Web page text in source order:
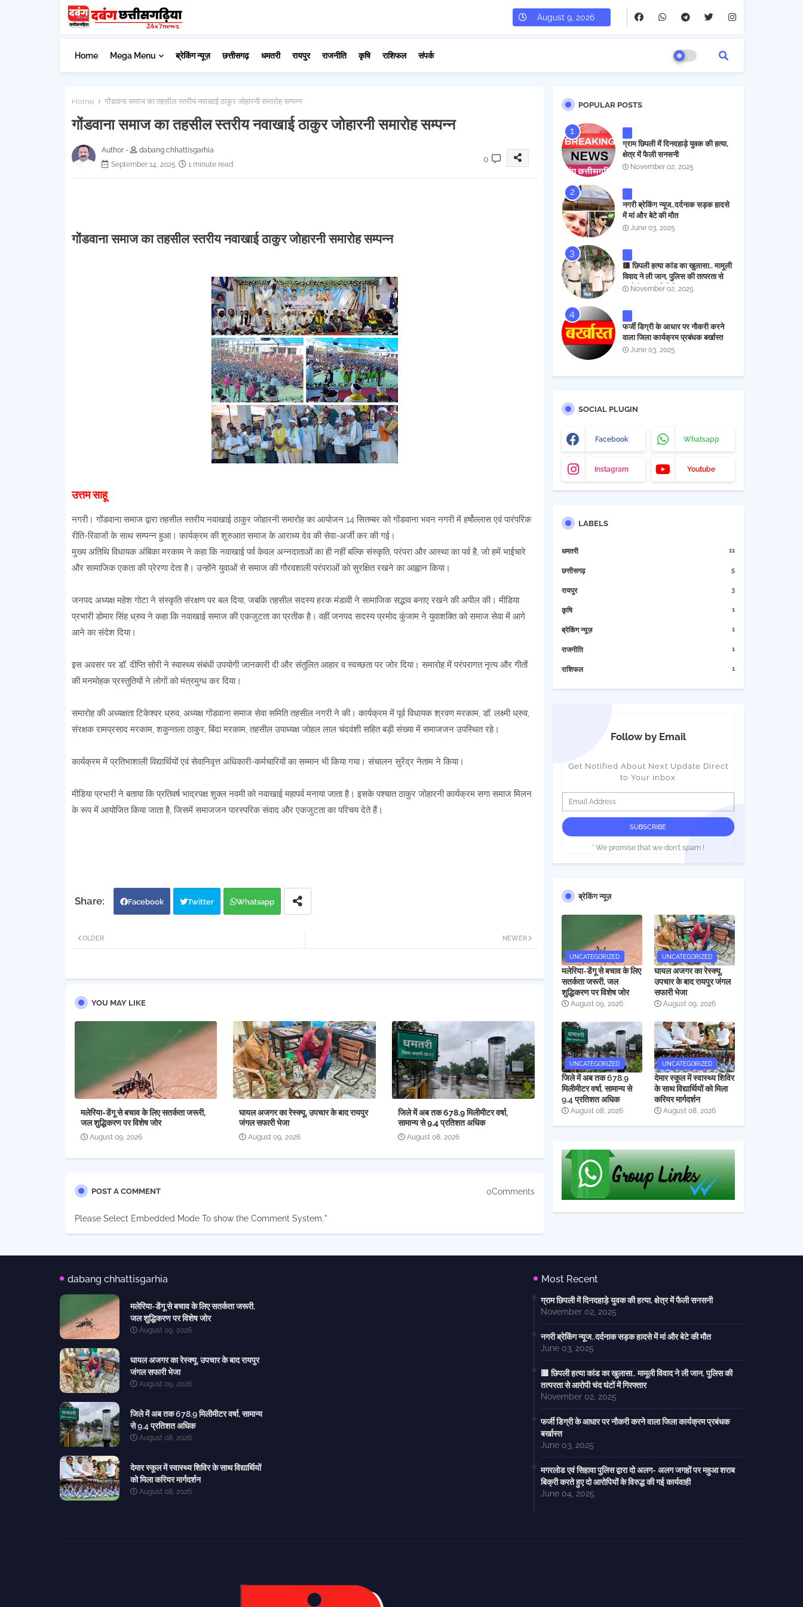
August 9, 2026
Home Mega Menu ब्रेकिंग न्यूज़ छत्तीसगढ़ धमतरी रायपुर राजनीति कृषि राशिफल संपर्क
Home गोंडवाना समाज का तहसील स्तरीय नवाखाई ठाकुर जोहारनी समारोह सम्पन्न
गोंडवाना समाज का तहसील स्तरीय नवाखाई ठाकुर जोहारनी समारोह सम्पन्न
Author -
dabang chhattisgarhia
September 14, 2025
1 minute read
0
गोंडवाना समाज का तहसील स्तरीय नवाखाई ठाकुर जोहारनी समारोह सम्पन्न
उत्तम साहू
नगरी। गोंडवाना समाज द्वारा तहसील स्तरीय नवाखाई ठाकुर जोहारनी समारोह का आयोजन 14 सितम्बर को गोंडवाना भवन नगरी में हर्षोल्लास एवं पारंपरिक
रीति-रिवाजों के साथ सम्पन्न हुआ। कार्यक्रम की शुरुआत समाज के आराध्य देव की सेवा-अर्जी कर की गई।
मुख्य अतिथि विधायक अंबिका मरकाम ने कहा कि नवाखाई पर्व केवल अन्नदाताओं का ही नहीं बल्कि संस्कृति, परंपरा और आस्था का पर्व है, जो हमें भाईचारे
और सामाजिक एकता की प्रेरणा देता है। उन्होंने युवाओं से समाज की गौरवशाली परंपराओं को सुरक्षित रखने का आह्वान किया।
जनपद अध्यक्ष महेश गोटा ने संस्कृति संरक्षण पर बल दिया, जबकि तहसील सदस्य हरक मंडावी ने सामाजिक सद्भाव बनाए रखने की अपील की। मीडिया
प्रभारी डोमार सिंह ध्रुव ने कहा कि नवाखाई समाज की एकजुटता का प्रतीक है। वहीं जनपद सदस्य प्रमोद कुंजाम ने युवाशक्ति को समाज सेवा में आगे
आने का संदेश दिया।
इस अवसर पर डॉ. दीप्ति सोरी ने स्वास्थ्य संबंधी उपयोगी जानकारी दी और संतुलित आहार व स्वच्छता पर जोर दिया। समारोह में परंपरागत नृत्य और गीतों
की मनमोहक प्रस्तुतियों ने लोगों को मंत्रमुग्ध कर दिया।
समारोह की अध्यक्षता टिकेश्वर ध्रुव, अध्यक्ष गोंडवाना समाज सेवा समिति तहसील नगरी ने की। कार्यक्रम में पूर्व विधायक श्रवण मरकाम, डॉ. लक्ष्मी ध्रुव,
संरक्षक रामप्रसाद मरकाम, शकुन्तला ठाकुर, बिंदा मरकाम, तहसील उपाध्यक्ष जोहल लाल चंदवंशी सहित बड़ी संख्या में समाजजन उपस्थित रहे।
कार्यक्रम में प्रतिभाशाली विद्यार्थियों एवं सेवानिवृत्त अधिकारी-कर्मचारियों का सम्मान भी किया गया। संचालन सुरेंद्र नेताम ने किया।
मीडिया प्रभारी ने बताया कि प्रतिवर्ष भाद्रपक्ष शुक्ल नवमी को नवाखाई महापर्व मनाया जाता है। इसके पश्चात ठाकुर जोहारनी कार्यक्रम सगा समाज मिलन
के रूप में आयोजित किया जाता है, जिसमें समाजजन पारस्परिक संवाद और एकजुटता का परिचय देते हैं।
Facebook Twitter Whatsapp
NEWER
OLDER
YOU MAY LIKE
मलेरिया-डेंगू से बचाव के लिए सतर्कता जरूरी,
जल शुद्धिकरण पर विशेष जोर
August 09, 2026
घायल अजगर का रेस्क्यू, उपचार के बाद रायपुर
जंगल सफारी भेजा
August 09, 2026
जिले में अब तक 678.9 मिलीमीटर वर्षा,
सामान्य से 9.4 प्रतिशत अधिक
August 08, 2026
POST A COMMENT 0Comments
Please Select Embedded Mode To show the Comment System.*
POPULAR POSTS
ग्राम छिपली में दिनदहाड़े युवक की हत्या,
क्षेत्र में फैली सनसनी
November 02, 2025
नगरी ब्रेकिंग न्यूज..दर्दनाक सड़क हादसे
में मां और बेटे की मौत
June 03, 2025
🟥 छिपली हत्या कांड का खुलासा.. मामूली
विवाद ने ली जान, पुलिस की तत्परता से
आरोपी चंद घंटों में गिरफ्तार
November 02, 2025
फर्जी डिग्री के आधार पर नौकरी करने
वाला जिला कार्यक्रम प्रबंधक बर्खास्त
June 03, 2025
SOCIAL PLUGIN
Facebook Whatsapp
Instagram Youtube
LABELS
धमतरी 11
छत्तीसगढ़ 5
रायपुर 3
कृषि 1
ब्रेकिंग न्यूज़ 1
राजनीति 1
राशिफल 1
Follow by Email
Get Notified About Next Update Direct
to Your inbox
* We promise that we don't spam !
ब्रेकिंग न्यूज़
UNCATEGORIZED
मलेरिया-डेंगू से बचाव के लिए
सतर्कता जरूरी, जल
शुद्धिकरण पर विशेष जोर
August 09, 2026
UNCATEGORIZED
घायल अजगर का रेस्क्यू,
उपचार के बाद रायपुर जंगल
सफारी भेजा
August 09, 2026
UNCATEGORIZED
जिले में अब तक 678.9
मिलीमीटर वर्षा, सामान्य से
9.4 प्रतिशत अधिक
August 08, 2026
UNCATEGORIZED
देमार स्कूल में स्वास्थ्य शिविर
के साथ विद्यार्थियों को मिला
करियर मार्गदर्शन
August 08, 2026
dabang chhattisgarhia
मलेरिया-डेंगू से बचाव के लिए सतर्कता जरूरी,
जल शुद्धिकरण पर विशेष जोर
August 09, 2026
घायल अजगर का रेस्क्यू, उपचार के बाद रायपुर
जंगल सफारी भेजा
August 09, 2026
जिले में अब तक 678.9 मिलीमीटर वर्षा, सामान्य
से 9.4 प्रतिशत अधिक
August 08, 2026
देमार स्कूल में स्वास्थ्य शिविर के साथ विद्यार्थियों
को मिला करियर मार्गदर्शन
August 08, 2026
Most Recent
ग्राम छिपली में दिनदहाड़े युवक की हत्या, क्षेत्र में फैली सनसनी
November 02, 2025
नगरी ब्रेकिंग न्यूज..दर्दनाक सड़क हादसे में मां और बेटे की मौत
June 03, 2025
🟥 छिपली हत्या कांड का खुलासा.. मामूली विवाद ने ली जान, पुलिस की
तत्परता से आरोपी चंद घंटों में गिरफ्तार
November 02, 2025
फर्जी डिग्री के आधार पर नौकरी करने वाला जिला कार्यक्रम प्रबंधक
बर्खास्त
June 03, 2025
मगरलोड एवं सिहावा पुलिस द्वारा दो अलग- अलग जगहों पर महुआ शराब
बिक्री करते हुए दो आरोपियों के विरुद्ध की गई कार्यवाही
June 04, 2025